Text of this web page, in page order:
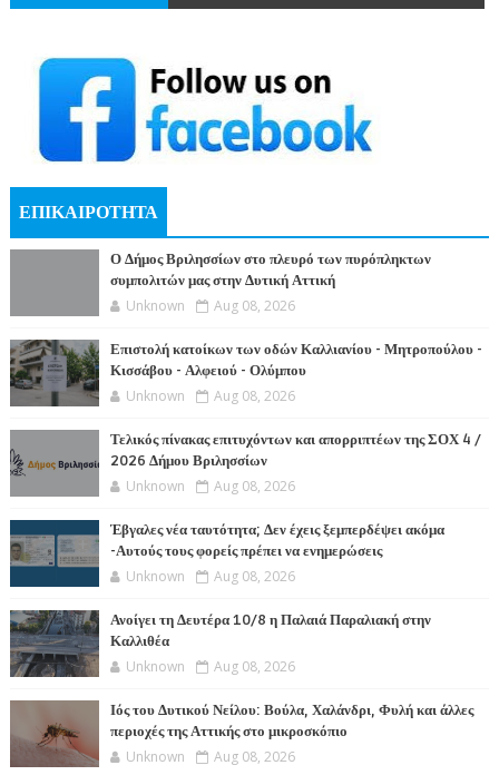
ΕΠΙΚΑΙΡΟΤΗΤΑ
Ο Δήμος Βριλησσίων στο πλευρό των πυρόπληκτων
συμπολιτών μας στην Δυτική Αττική
Unknown Aug 08, 2026
Επιστολή κατοίκων των οδών Καλλιανίου - Μητροπούλου -
Κισσάβου - Αλφειού - Ολύμπου
Unknown Aug 08, 2026
Τελικός πίνακας επιτυχόντων και απορριπτέων της ΣΟΧ 4 /
2026 Δήμου Βριλησσίων
Unknown Aug 08, 2026
Έβγαλες νέα ταυτότητα; Δεν έχεις ξεμπερδέψει ακόμα
-Αυτούς τους φορείς πρέπει να ενημερώσεις
Unknown Aug 08, 2026
Ανοίγει τη Δευτέρα 10/8 η Παλαιά Παραλιακή στην
Καλλιθέα
Unknown Aug 08, 2026
Ιός του Δυτικού Νείλου: Βούλα, Χαλάνδρι, Φυλή και άλλες
περιοχές της Αττικής στο μικροσκόπιο
Unknown Aug 08, 2026